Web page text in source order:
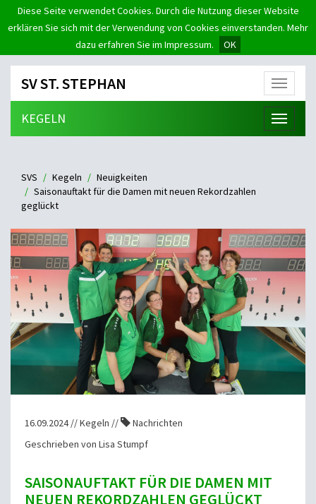
Diese Seite verwendet Cookies. Durch die Nutzung dieser Website
erklären Sie sich mit der Verwendung von Cookies einverstanden. Mehr
dazu erfahren Sie im Impressum.
OK
Menü
SV ST. STEPHAN
Menü
KEGELN
SVS Kegeln
Neuigkeiten
Saisonauftakt für die Damen mit neuen Rekordzahlen
geglückt
16.09.2024 // Kegeln //
Nachrichten
Geschrieben von Lisa Stumpf
SAISONAUFTAKT FÜR DIE DAMEN MIT
NEUEN REKORDZAHLEN GEGLÜCKT